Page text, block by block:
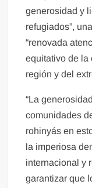
generosidad y
refugiados”,
“renovada
equitativo de la
región y del
“La
comunidades
rohinyás en
la imperiosa
internacional y
garantizar que